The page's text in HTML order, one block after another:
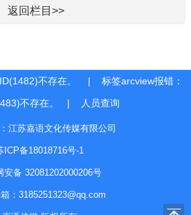
返回栏目>>
ID(1482)不存在。 | 标签arcview报错：
不存在。 |
人员查询
江苏嘉语文化传媒有限公司
ICP备18018716号-1
安备 32081202000206号
：3185251323@qq.com